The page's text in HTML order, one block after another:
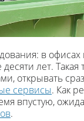
в
лет.
открывать
сервисы. Как
впустую,
.